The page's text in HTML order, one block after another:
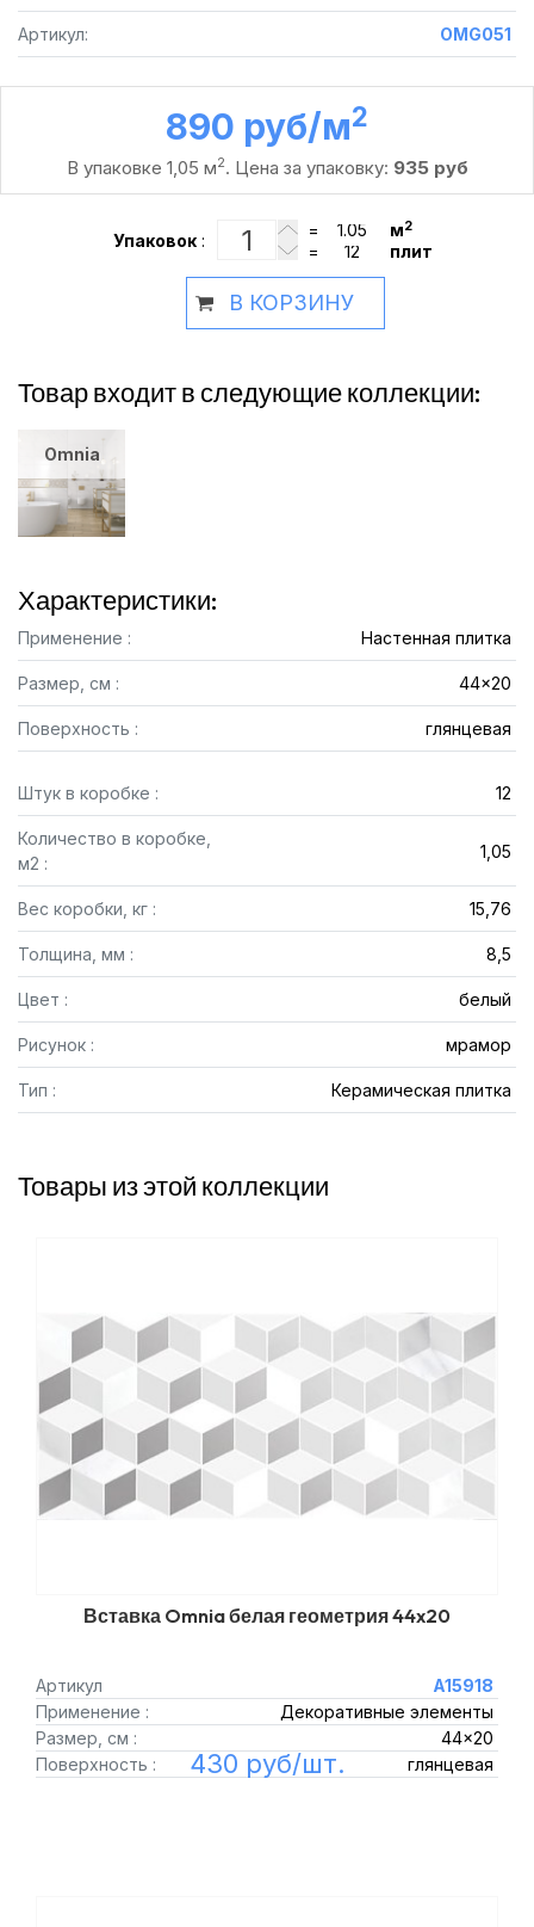
Артикул: OMG051
890 руб /м2
В упаковке 1,05 м2. Цена за упаковку: 935 руб
Упаковок :
= м2
= плит
В КОРЗИНУ
Товар входит в следующие коллекции:
Omnia
Характеристики:
Применение : Настенная плитка
Размер, см : 44x20
Поверхность : глянцевая
Штук в коробке : 12
Количество в коробке,
м2 :
1,05
Вес коробки, кг : 15,76
Толщина, мм : 8,5
Цвет : белый
Рисунок : мрамор
Тип : Керамическая плитка
Товары из этой коллекции
Вставка Omnia белая геометрия 44x20
Артикул
A15918
Применение :
Декоративные элементы
Размер, см :
44x20
Поверхность :
глянцевая
430 руб/шт.